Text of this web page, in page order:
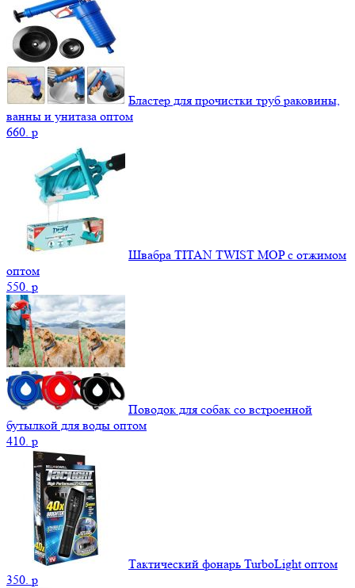
Бластер для прочистки труб раковины,
ванны и унитаза оптом
660. p
Швабра TITAN TWIST MOP с отжимом
оптом
550. p
Поводок для собак со встроенной
бутылкой для воды оптом
410. p
Тактический фонарь TurboLight оптом
350. p